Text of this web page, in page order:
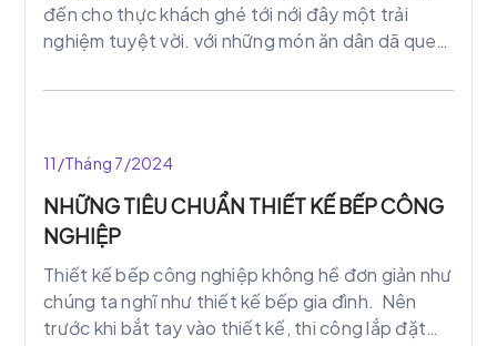
đến cho thực khách ghé tới nới đây một trải
nghiệm tuyệt vời. với những món ăn dân dã quen
bằng đất nung thơm ngon, dòn rụm. Là món ăn
càng ít, thay vào đó là những món ăn hiện đại.
Nhưng pha chút phong cách phương tây. Đối với
những người xa quê lâu năm muốn ăn được món
ăn ngày xưa là rất khó. Chính vì thế nhà hàng
cơm niêu ra đời. Giúp những người con xa quê
được thưởng thức món ăn tuổi thơ mà không cần
phải đi đâu xa.
11/Tháng 7/2024
NHỮNG TIÊU CHUẨN THIẾT KẾ BẾP CÔNG
NGHIỆP
Thiết kế bếp công nghiệp không hề đơn giản như
chúng ta nghĩ như thiết kế bếp gia đình. Nên
trước khi bắt tay vào thiết kế, thi công lắp đặt